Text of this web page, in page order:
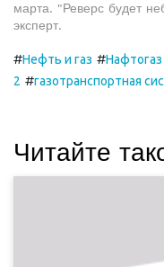
марта. "Реверс будет
эксперт.
#Нефть и газ #
2 #газотранспортная
Читайте